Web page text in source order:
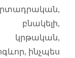
ինչպես